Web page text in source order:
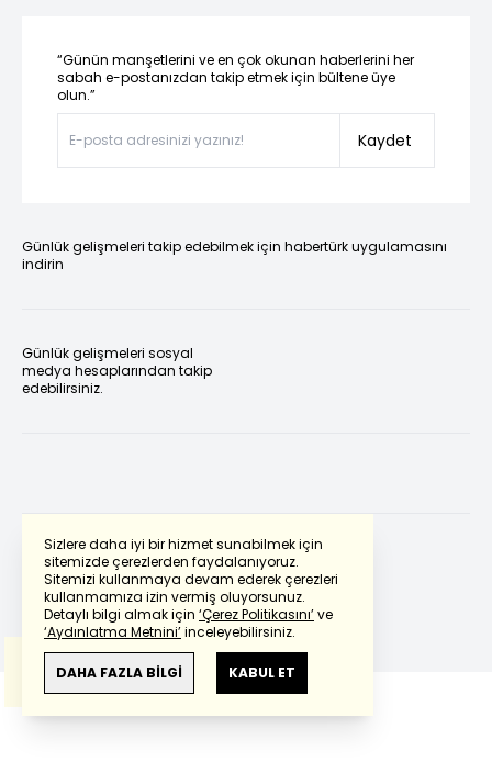
Sizlere daha iyi bir hizmet sunabilmek için
sitemizde çerezlerden faydalanıyoruz.
Sitemizi kullanmaya devam ederek çerezleri
kullanmamıza izin vermiş oluyorsunuz.
Detaylı bilgi almak için ‘Çerez Politikasını’ve
‘Aydınlatma Metnini’inceleyebilirsiniz.
DAHA FAZLA BİLGİ KABUL ET
“Günün manşetlerini ve en çok okunan haberlerini her
sabah e-postanızdan takip etmek için bültene üye
olun.”
Kaydet
Günlük gelişmeleri takip edebilmek için habertürk uygulamasını
indirin
Günlük gelişmeleri sosyal
medya hesaplarından takip
edebilirsiniz.
Powered by Translate
Bu çevirideGoogle Transletekullanılmıştır.
Anlam ve çeviri hatalarından
haberturk.com
sorumlu değildir.